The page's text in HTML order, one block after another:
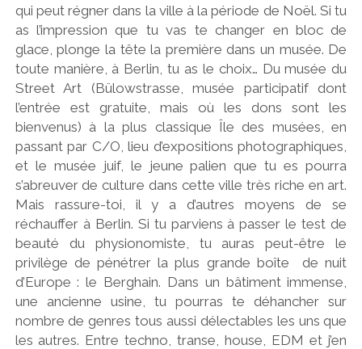
qui peut régner dans la ville à la période de Noël. Si tu
as l’impression que tu vas te changer en bloc de
glace, plonge la tête la première dans un musée. De
toute manière, à Berlin, tu as le choix… Du musée du
Street Art (Bülowstrasse, musée participatif dont
l’entrée est gratuite, mais où les dons sont les
bienvenus) à la plus classique Île des musées, en
passant par C/O, lieu d’expositions photographiques,
et le musée juif, le jeune palien que tu es pourra
s’abreuver de culture dans cette ville très riche en art.
Mais rassure-toi, il y a d’autres moyens de se
réchauffer à Berlin. Si tu parviens à passer le test de
beauté du physionomiste, tu auras peut-être le
privilège de pénétrer la plus grande boîte
de nuit
d’Europe : le Berghain. Dans un bâtiment immense,
une ancienne usine, tu pourras te déhancher sur
nombre de genres tous aussi délectables les uns que
les autres. Entre techno, transe, house, EDM et j’en